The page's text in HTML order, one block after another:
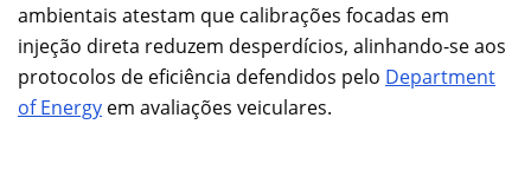
ambientais atestam que calibrações focadas em
injeção direta reduzem desperdícios, alinhando-se aos
protocolos de eficiência defendidos pelo Department
of Energy em avaliações veiculares.